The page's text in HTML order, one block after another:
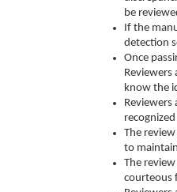
be
If the
detection
Once
know the
Reviewers
The
to
The
courteous